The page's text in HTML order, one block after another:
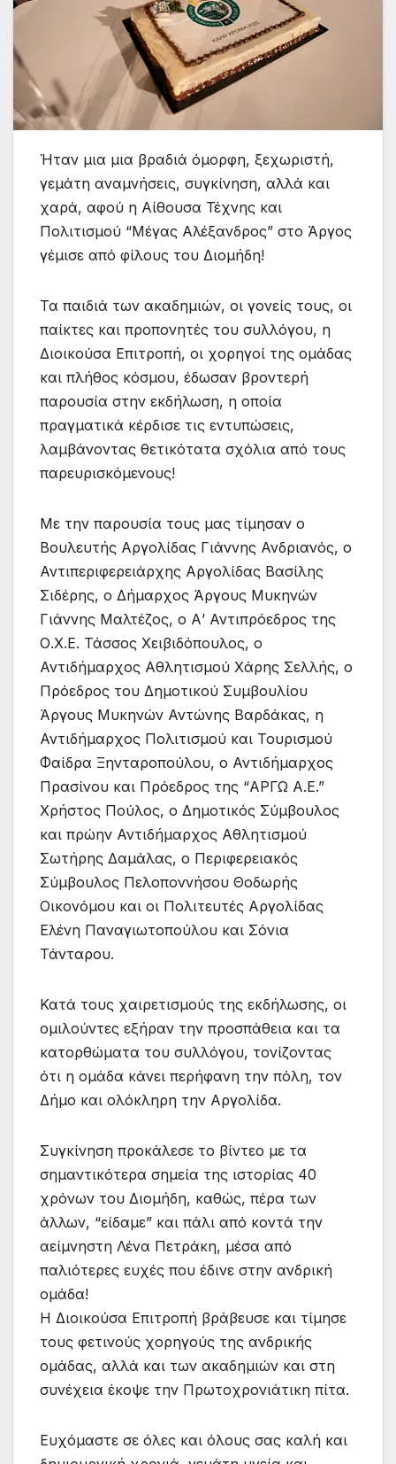
Ήταν μια μια βραδιά όμορφη, ξεχωριστή,
γεμάτη αναμνήσεις, συγκίνηση, αλλά και
χαρά, αφού η Αίθουσα Τέχνης και
Πολιτισμού “Μέγας Αλέξανδρος” στο Άργος
γέμισε από φίλους του Διομήδη!
Τα παιδιά των ακαδημιών, οι γονείς τους, οι
παίκτες και προπονητές του συλλόγου, η
Διοικούσα Επιτροπή, οι χορηγοί της ομάδας
και πλήθος κόσμου, έδωσαν βροντερή
παρουσία στην εκδήλωση, η οποία
πραγματικά κέρδισε τις εντυπώσεις,
λαμβάνοντας θετικότατα σχόλια από τους
παρευρισκόμενους!
Με την παρουσία τους μας τίμησαν ο
Βουλευτής Αργολίδας Γιάννης Ανδριανός, ο
Αντιπεριφερειάρχης Αργολίδας Βασίλης
Σιδέρης, ο Δήμαρχος Άργους Μυκηνών
Γιάννης Μαλτέζος, ο Α’ Αντιπρόεδρος της
Ο.Χ.Ε. Τάσσος Χειβιδόπουλος, ο
Αντιδήμαρχος Αθλητισμού Χάρης Σελλής, ο
Πρόεδρος του Δημοτικού Συμβουλίου
Άργους Μυκηνών Αντώνης Βαρδάκας, η
Αντιδήμαρχος Πολιτισμού και Τουρισμού
Φαίδρα Ξηνταροπούλου, ο Αντιδήμαρχος
Πρασίνου και Πρόεδρος της “ΑΡΓΩ Α.Ε.”
Χρήστος Πούλος, ο Δημοτικός Σύμβουλος
και πρώην Αντιδήμαρχος Αθλητισμού
Σωτήρης Δαμάλας, ο Περιφερειακός
Σύμβουλος Πελοποννήσου Θοδωρής
Οικονόμου και οι Πολιτευτές Αργολίδας
Ελένη Παναγιωτοπούλου και Σόνια
Τάνταρου.
Κατά τους χαιρετισμούς της εκδήλωσης, οι
ομιλούντες εξήραν την προσπάθεια και τα
κατορθώματα του συλλόγου, τονίζοντας
ότι η ομάδα κάνει περήφανη την πόλη, τον
Δήμο και ολόκληρη την Αργολίδα.
Συγκίνηση προκάλεσε το βίντεο με τα
σημαντικότερα σημεία της ιστορίας 40
χρόνων του Διομήδη, καθώς, πέρα των
άλλων, “είδαμε” και πάλι από κοντά την
αείμνηστη Λένα Πετράκη, μέσα από
παλιότερες ευχές που έδινε στην ανδρική
ομάδα!
Η Διοικούσα Επιτροπή βράβευσε και τίμησε
τους φετινούς χορηγούς της ανδρικής
ομάδας, αλλά και των ακαδημιών και στη
συνέχεια έκοψε την Πρωτοχρονιάτικη πίτα.
Ευχόμαστε σε όλες και όλους σας καλή και